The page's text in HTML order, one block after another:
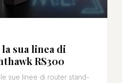
sua linea di
RS300
le sue linee di router stand-